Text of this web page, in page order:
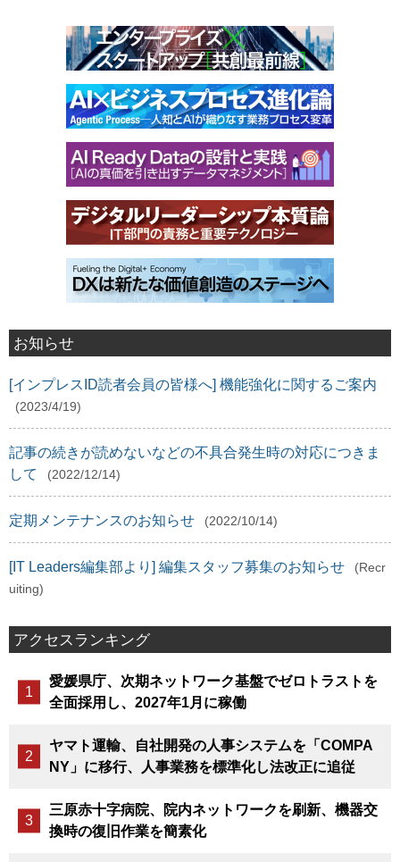
お知らせ
[インプレスID読者会員の皆様へ] 機能強化に関するご案内
(2023/4/19)
記事の続きが読めないなどの不具合発生時の対応につきま
して
(2022/12/14)
定期メンテナンスのお知らせ (2022/10/14)
[IT Leaders編集部より] 編集スタッフ募集のお知らせ
(Recr
uiting)
アクセスランキング
愛媛県庁、次期ネットワーク基盤でゼロトラストを
全面採用し、2027年1月に稼働
ヤマト運輸、自社開発の人事システムを「COMPA
NY」に移行、人事業務を標準化し法改正に追従
三原赤十字病院、院内ネットワークを刷新、機器交
換時の復旧作業を簡素化